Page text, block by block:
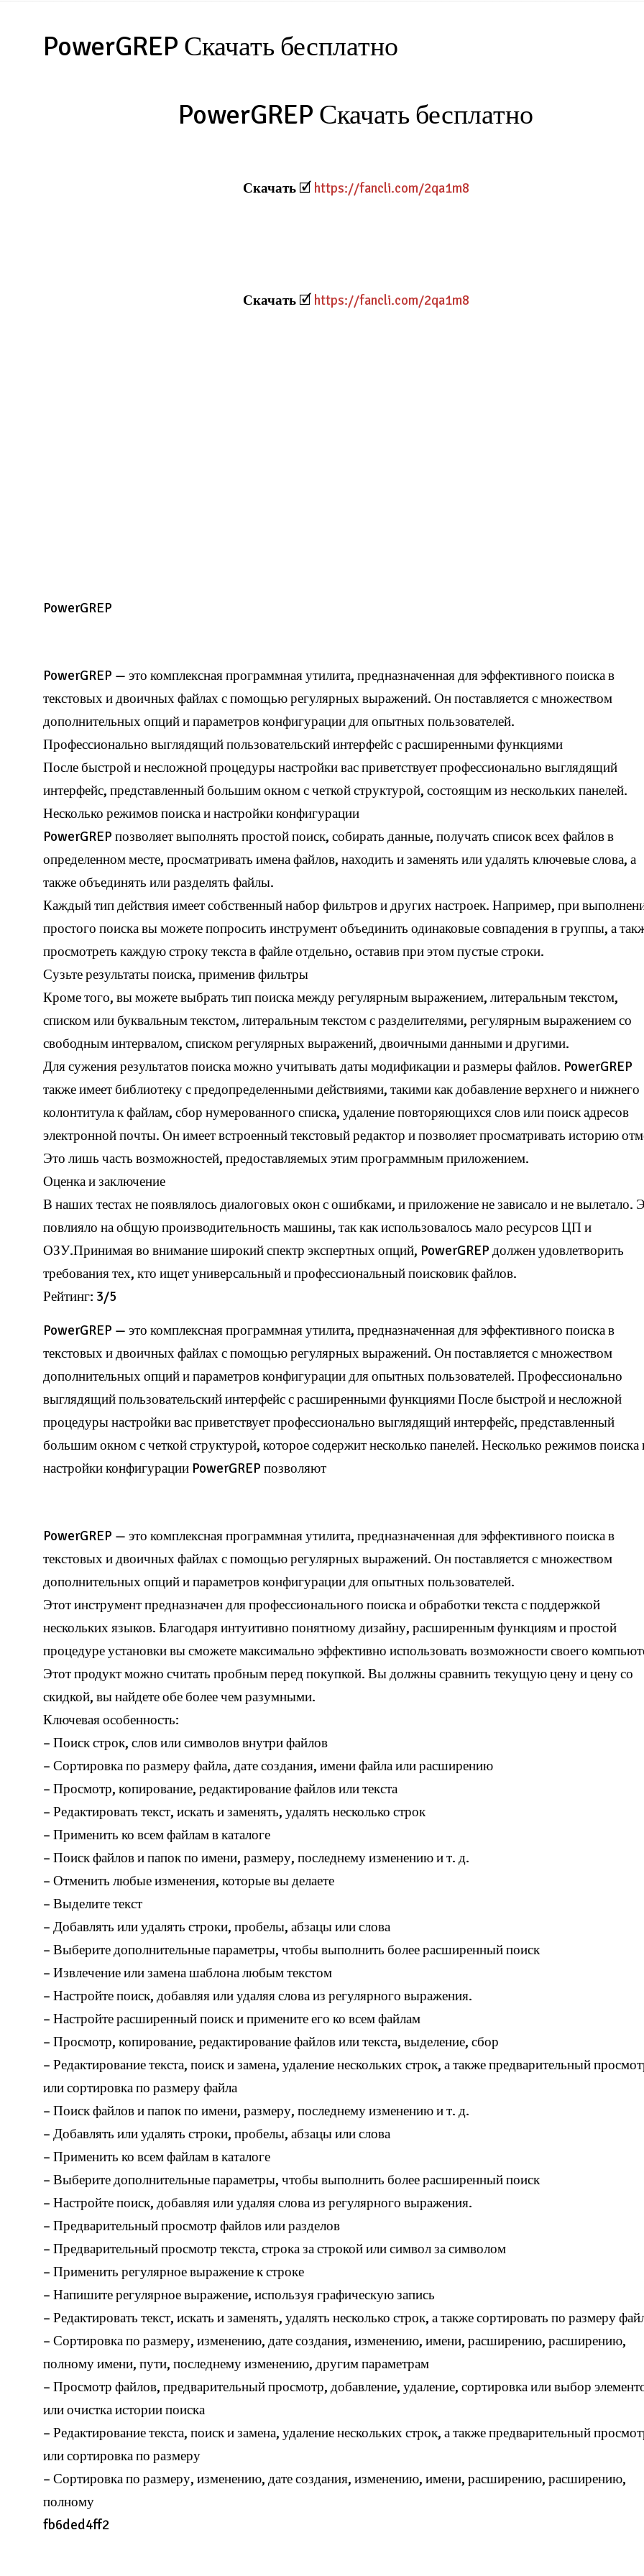
PowerGREP Скачать бесплатно
PowerGREP Скачать бесплатно
Скачать🗹 https://fancli.com/2qa1m8
Скачать🗹 https://fancli.com/2qa1m8
PowerGREP
PowerGREP — это комплексная программная утилита, предназначенная для эффективного поиска в
текстовых и двоичных файлах с помощью регулярных выражений. Он поставляется с множеством
дополнительных опций и параметров конфигурации для опытных пользователей.
Профессионально выглядящий пользовательский интерфейс с расширенными функциями
После быстрой и несложной процедуры настройки вас приветствует профессионально выглядящий
интерфейс, представленный большим окном с четкой структурой, состоящим из нескольких панелей.
Несколько режимов поиска и настройки конфигурации
PowerGREP позволяет выполнять простой поиск, собирать данные, получать список всех файлов в
определенном месте, просматривать имена файлов, находить и заменять или удалять ключевые слова, а
также объединять или разделять файлы.
Каждый тип действия имеет собственный набор фильтров и других настроек. Например, при
простого поиска вы можете попросить инструмент объединить одинаковые совпадения в группы, а
просмотреть каждую строку текста в файле отдельно, оставив при этом пустые строки.
Сузьте результаты поиска, применив фильтры
Кроме того, вы можете выбрать тип поиска между регулярным выражением, литеральным текстом,
списком или буквальным текстом, литеральным текстом с разделителями, регулярным выражением со
свободным интервалом, списком регулярных выражений, двоичными данными и другими.
Для сужения результатов поиска можно учитывать даты модификации и размеры файлов. PowerGREP
также имеет библиотеку с предопределенными действиями, такими как добавление верхнего и нижнего
колонтитула к файлам, сбор нумерованного списка, удаление повторяющихся слов или поиск адресов
электронной почты. Он имеет встроенный текстовый редактор и позволяет просматривать историю
Это лишь часть возможностей, предоставляемых этим программным приложением.
Оценка и заключение
В наших тестах не появлялось диалоговых окон с ошибками, и приложение не зависало и не вылетало.
повлияло на общую производительность машины, так как использовалось мало ресурсов ЦП и
ОЗУ.Принимая во внимание широкий спектр экспертных опций, PowerGREP должен удовлетворить
требования тех, кто ищет универсальный и профессиональный поисковик файлов.
Рейтинг: 3/5
PowerGREP — это комплексная программная утилита, предназначенная для эффективного поиска в
текстовых и двоичных файлах с помощью регулярных выражений. Он поставляется с множеством
дополнительных опций и параметров конфигурации для опытных пользователей. Профессионально
выглядящий пользовательский интерфейс с расширенными функциями После быстрой и несложной
процедуры настройки вас приветствует профессионально выглядящий интерфейс, представленный
большим окном с четкой структурой, которое содержит несколько панелей. Несколько режимов поиска
настройки конфигурации PowerGREP позволяют
PowerGREP — это комплексная программная утилита, предназначенная для эффективного поиска в
текстовых и двоичных файлах с помощью регулярных выражений. Он поставляется с множеством
дополнительных опций и параметров конфигурации для опытных пользователей.
Этот инструмент предназначен для профессионального поиска и обработки текста с поддержкой
нескольких языков. Благодаря интуитивно понятному дизайну, расширенным функциям и простой
процедуре установки вы сможете максимально эффективно использовать возможности своего
Этот продукт можно считать пробным перед покупкой. Вы должны сравнить текущую цену и цену со
скидкой, вы найдете обе более чем разумными.
Ключевая особенность:
– Поиск строк, слов или символов внутри файлов
– Сортировка по размеру файла, дате создания, имени файла или расширению
– Просмотр, копирование, редактирование файлов или текста
– Редактировать текст, искать и заменять, удалять несколько строк
– Применить ко всем файлам в каталоге
– Поиск файлов и папок по имени, размеру, последнему изменению и т. д.
– Отменить любые изменения, которые вы делаете
– Выделите текст
– Добавлять или удалять строки, пробелы, абзацы или слова
– Выберите дополнительные параметры, чтобы выполнить более расширенный поиск
– Извлечение или замена шаблона любым текстом
– Настройте поиск, добавляя или удаляя слова из регулярного выражения.
– Настройте расширенный поиск и примените его ко всем файлам
– Просмотр, копирование, редактирование файлов или текста, выделение, сбор
– Редактирование текста, поиск и замена, удаление нескольких строк, а также предварительный
или сортировка по размеру файла
– Поиск файлов и папок по имени, размеру, последнему изменению и т. д.
– Добавлять или удалять строки, пробелы, абзацы или слова
– Применить ко всем файлам в каталоге
– Выберите дополнительные параметры, чтобы выполнить более расширенный поиск
– Настройте поиск, добавляя или удаляя слова из регулярного выражения.
– Предварительный просмотр файлов или разделов
– Предварительный просмотр текста, строка за строкой или символ за символом
– Применить регулярное выражение к строке
– Напишите регулярное выражение, используя графическую запись
– Редактировать текст, искать и заменять, удалять несколько строк, а также сортировать по размеру
– Сортировка по размеру, изменению, дате создания, изменению, имени, расширению, расширению,
полному имени, пути, последнему изменению, другим параметрам
– Просмотр файлов, предварительный просмотр, добавление, удаление, сортировка или выбор
или очистка истории поиска
– Редактирование текста, поиск и замена, удаление нескольких строк, а также предварительный
или сортировка по размеру
– Сортировка по размеру, изменению, дате создания, изменению, имени, расширению, расширению,
полному
fb6ded4ff2